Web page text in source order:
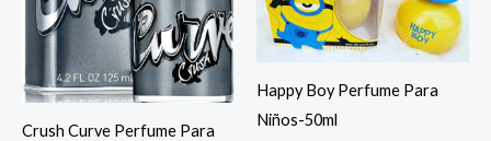
Crush Curve Perfume Para
Happy Boy Perfume Para
Niños-50ml